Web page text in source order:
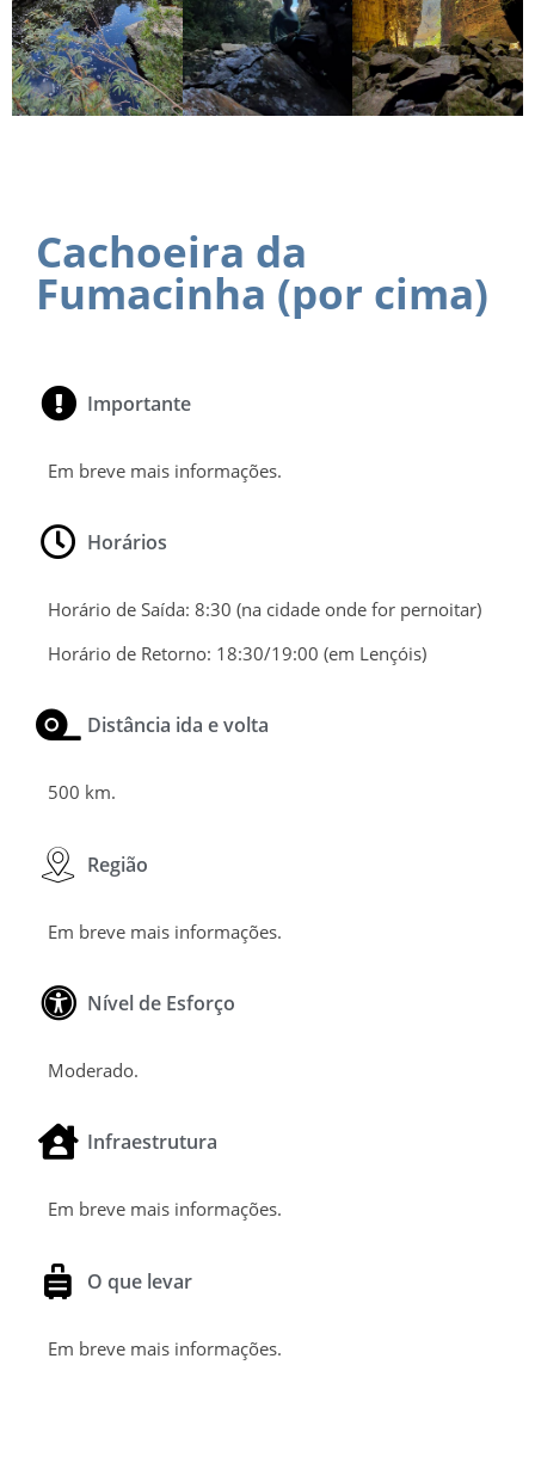
Cachoeira da
Fumacinha (por cima)
Importante
Em breve mais informações.
Horários
Horário de Saída: 8:30 (na cidade onde for pernoitar)
Horário de Retorno: 18:30/19:00 (em Lençóis)
Distância ida e volta
500 km.
Região
Em breve mais informações.
Nível de Esforço
Moderado.
Infraestrutura
Em breve mais informações.
O que levar
Em breve mais informações.